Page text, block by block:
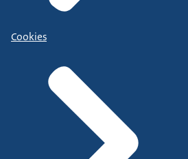
Cookies